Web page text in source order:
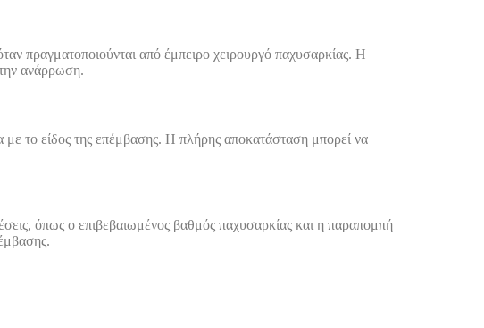
πραγματοποιούνται από έμπειρο χειρουργό παχυσαρκίας. Η
ανάρρωση.
με το είδος της επέμβασης. Η πλήρης αποκατάσταση μπορεί να
όπως ο επιβεβαιωμένος βαθμός παχυσαρκίας και η παραπομπή